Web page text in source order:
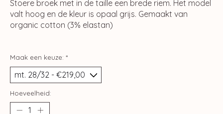
Stoere broek met in de taille een brede riem. Het model
valt hoog en de kleur is opaal grijs. Gemaakt van
organic cotton (3% elastan)
Maak een keuze: *
Hoeveelheid: